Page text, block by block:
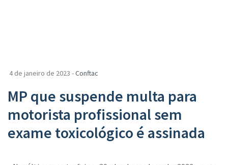
4 de janeiro de 2023 -Conftac
MP que suspende multa para
motorista profissional sem
exame toxicológico é assinada